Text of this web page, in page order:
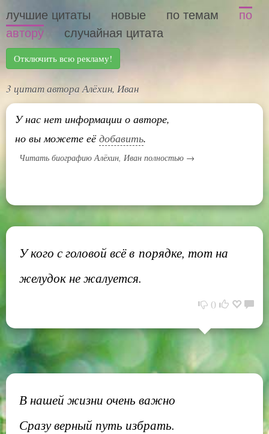
лучшие цитаты новые по темам
по
автору
случайная цитата
Отключить всю рекламу!
3 цитат автора Алёхин, Иван
У нас нет информации о авторе,
но вы можете её добавить.
Читать биографию Алёхин, Иван полностью →
У кого с головой всё в порядке, тот на
желудок не жалуется.
0
В нашей жизни очень важно
Сразу верный путь избрать.